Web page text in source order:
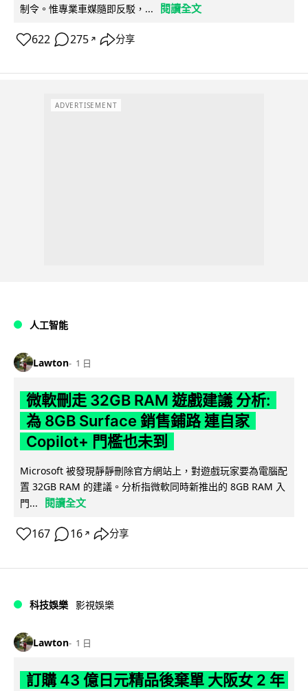
制令。惟專業車媒隨即反駁，...
閱讀全文
622 275 ↗ 分享
ADVERTISEMENT
人工智能
Lawton 1 日
微軟刪走 32GB RAM 遊戲建議 分析:
為 8GB Surface 銷售鋪路 連自家
Copilot+ 門檻也未到
Microsoft 被發現靜靜刪除官方網站上，對遊戲玩家要為電腦配
置 32GB RAM 的建議。分析指微軟同時新推出的 8GB RAM 入
門...
閱讀全文
167 16 ↗ 分享
科技娛樂 影視娛樂
Lawton 1 日
訂購 43 億日元精品後棄單 大阪女 2 年